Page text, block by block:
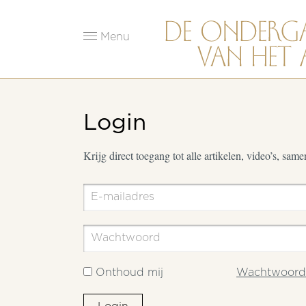
Menu
Login
Krijg direct toegang tot alle artikelen, video’s,
Onthoud mij